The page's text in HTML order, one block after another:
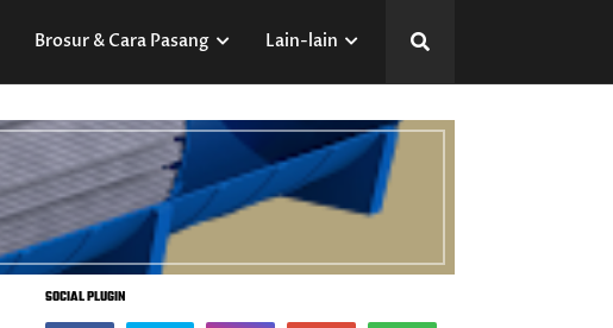
Brosur & Cara Pasang Lain-lain
SOCIAL PLUGIN